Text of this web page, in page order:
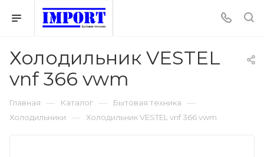
Холодильник VESTEL
vnf 366 vwm
Главная — Каталог — Бытовая техника —
Холодильники — Холодильник VESTEL vnf 366 vwm